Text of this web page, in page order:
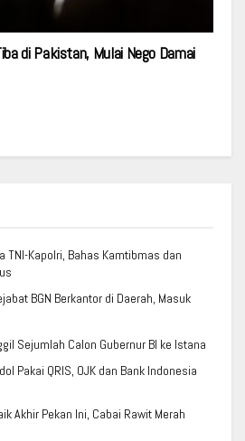
di Pakistan, Mulai Nego Damai
TNI-Kapolri, Bahas Kamtibmas dan
BGN Berkantor di Daerah, Masuk
Sejumlah Calon Gubernur BI ke Istana
Pakai QRIS, OJK dan Bank Indonesia
Akhir Pekan Ini, Cabai Rawit Merah